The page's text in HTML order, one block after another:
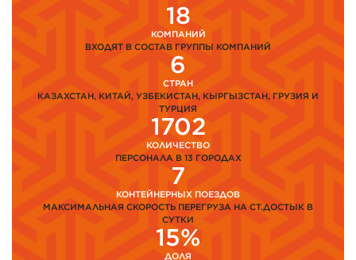
18
КОМПАНИЙ
ВХОДЯТ В СОСТАВ ГРУППЫ КОМПАНИЙ
6
СТРАН
КАЗАХСТАН, КИТАЙ, УЗБЕКИСТАН, КЫРГЫЗСТАН, ГРУЗИЯ И
ТУРЦИЯ
1702
КОЛИЧЕСТВО
ПЕРСОНАЛА В 13 ГОРОДАХ
7
КОНТЕЙНЕРНЫХ ПОЕЗДОВ
МАКСИМАЛЬНАЯ СКОРОСТЬ ПЕРЕГРУЗА НА СТ.ДОСТЫК В
СУТКИ
15%
ДОЛЯ